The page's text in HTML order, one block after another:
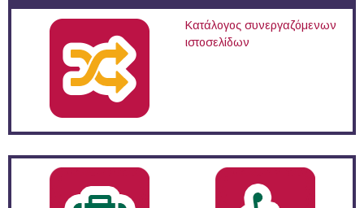
Κατάλογος συνεργαζόμενων
ιστοσελίδων